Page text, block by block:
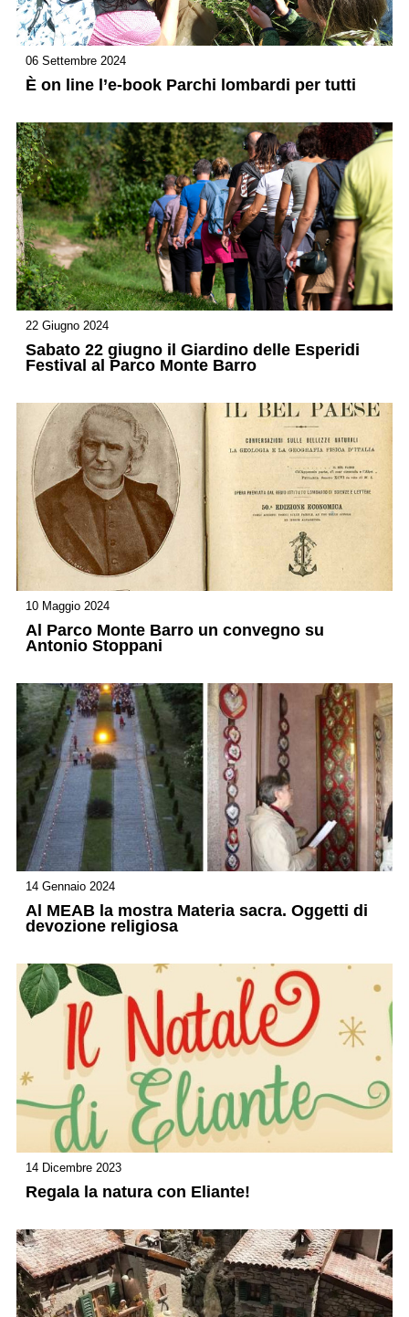
06 Settembre 2024
È on line l’e-book Parchi lombardi per tutti
22 Giugno 2024
Sabato 22 giugno il Giardino delle Esperidi
Festival al Parco Monte Barro
10 Maggio 2024
Al Parco Monte Barro un convegno su
Antonio Stoppani
14 Gennaio 2024
Al MEAB la mostra Materia sacra. Oggetti di
devozione religiosa
14 Dicembre 2023
Regala la natura con Eliante!